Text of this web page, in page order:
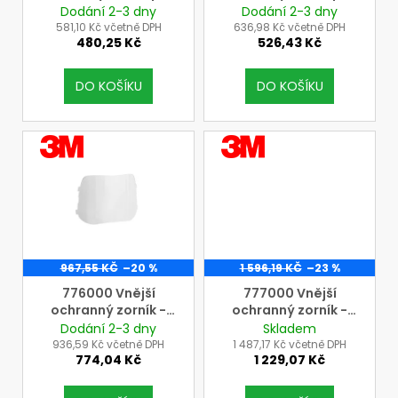
3M Speedglas 9100V
pro samozatmívací
kazety 3M Speedglas
Dodání 2-3 dny
581,10 Kč včetně DPH
480,25 Kč
DO KOŠÍKU
3M Speedglas 9100X
pro samozatmívací
kazety 3M Speedglas
Dodání 2-3 dny
636,98 Kč včetně DPH
526,43 Kč
DO KOŠÍKU
VÝROBCE
3M
967,55 KČ –20 %
776000 Vnější
ochranný zorník -
standard pro
samozatmívací
kazety 3M Speedglas
Dodání 2-3 dny
936,59 Kč včetně DPH
774,04 Kč
VÝROBCE
3M
1 596,19 KČ –23 %
777000 Vnější
ochranný zorník -
odolný proti
poškrábání pro
samozatmívací
Skladem
1 487,17 Kč včetně DPH
1 229,07 Kč
?
D